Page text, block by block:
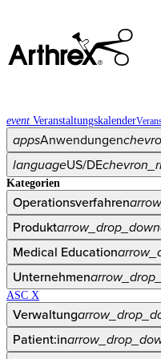
event Veranstaltungskalender
appsAnwendungen
languageUS/DE
Kategorien
Operationsverfahren
Produktarrow_drop_down
Medical Education
Unternehmen
ASC X
Verwaltung
Patient:in